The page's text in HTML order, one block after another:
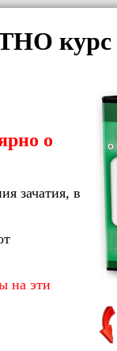
курс
о
зачатия, в
на эти